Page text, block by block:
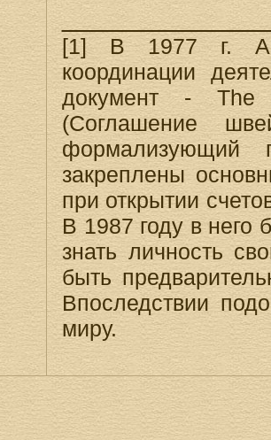
[1] В 1977 г.
координации
документ - The
(Соглашение
закреплены
при открытии
В 1987 году в
знать личность
быть
Впоследствии
миру.